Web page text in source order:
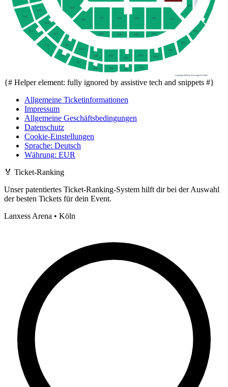
714
713
712
711
710
709 708 707
706
614
613
612
611
610
609 608
607
606 605
304
603
602
307 306 305
604
209
208
207 206 205 204 203
202
Copyright 2026 by ePassage24 GmbH
{# Helper element: fully ignored by assistive tech and snippets #}
Allgemeine Ticketinformationen
Impressum
Allgemeine Geschäftsbedingungen
Datenschutz
Cookie-Einstellungen
Sprache: Deutsch
Währung: EUR
🏅 Ticket-Ranking
Unser patentiertes Ticket-Ranking-System hilft dir bei der Auswahl
der besten Tickets für dein Event.
Lanxess Arena • Köln